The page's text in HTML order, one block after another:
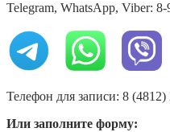
Telegram, WhatsApp, Viber:
Телефон для записи: 8 (4812)
Или заполните форму: